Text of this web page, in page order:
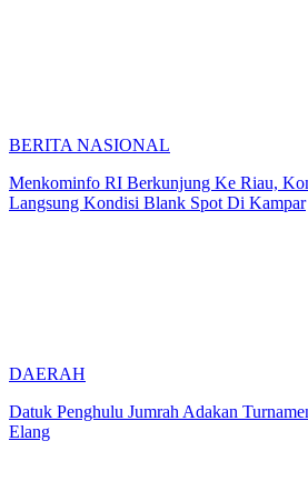
BERITA NASIONAL
Menkominfo RI Berkunjung Ke Riau,
Langsung Kondisi Blank Spot Di Kampar
DAERAH
Datuk Penghulu Jumrah Adakan
Elang